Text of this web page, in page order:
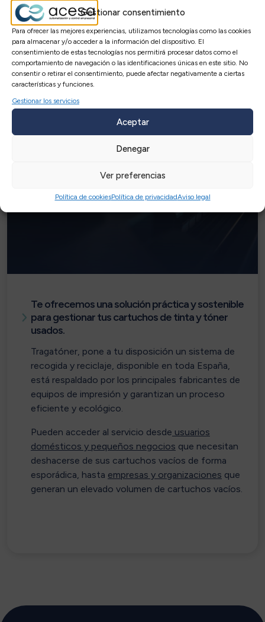
Gestionar consentimiento
Para ofrecer las mejores experiencias, utilizamos tecnologías como las cookies
para almacenar y/o acceder a la información del dispositivo. El
consentimiento de estas tecnologías nos permitirá procesar datos como el
comportamiento de navegación o las identificaciones únicas en este sitio. No
consentir o retirar el consentimiento, puede afectar negativamente a ciertas
características y funciones.
Gestionar los servicios
Aceptar
Denegar
Ver preferencias
Política de cookiesPolítica de privacidadAviso legal
Reciclajede cartuchos de tóner y
tinta usados
Te ofrecemos una solución práctica y sostenible
para gestionar tus cartuchos de tinta y tóner
usados.
Tragatóner , pone a tu disposición un sistema de
recogida y reciclaje, disponible en toda España,
está respaldado por los principales fabricantes de
equipos de impresión y garantizan un proceso
eficiente y ecológico.
Pueden acceder al servicio desde usuarios
domésticos y pequeños negocios que necesitan
deshacerse de sus cartuchos vacíos de forma
esporádica, hasta empresas y organizaciones que
generan un elevado volumen de cartuchos vacíos.